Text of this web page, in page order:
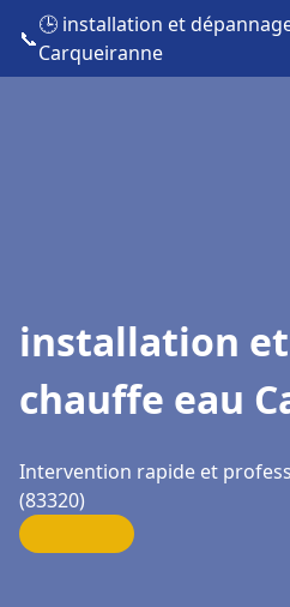
📞
🕒 installation et
Carqueiranne
installation
chauffe eau
Intervention rapide et
(83320)